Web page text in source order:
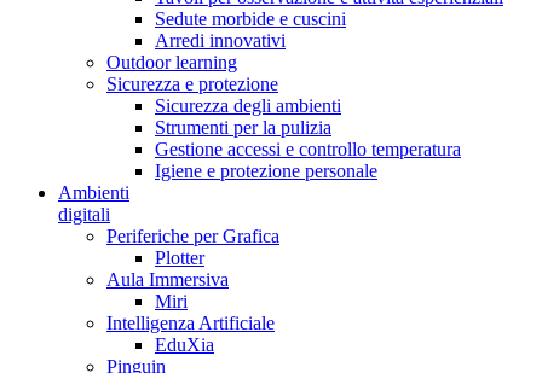
Sedute morbide e cuscini
Arredi innovativi
Outdoor learning
Sicurezza e protezione
Sicurezza degli ambienti
Strumenti per la pulizia
Gestione accessi e controllo temperatura
Igiene e protezione personale
Ambienti
digitali
Periferiche per Grafica
Plotter
Aula Immersiva
Miri
Intelligenza Artificiale
EduXia
Pinguin